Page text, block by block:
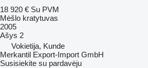
18 920 € Su PVM
Mėšlo kratytuvas
2005
Ašys 2
Vokietija, Kunde
Merkantil Export-Import GmbH
Susisiekite su pardavėju